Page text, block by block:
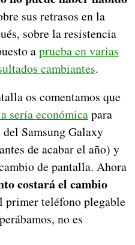
sus retrasos en la
sobre la resistencia
aprueba en varias
cambiantes.
os comentamos que
sería económicapara
Samsung Galaxy
de acabar el año) y
de pantalla. Ahora
costará el cambio
teléfono plegable
no es